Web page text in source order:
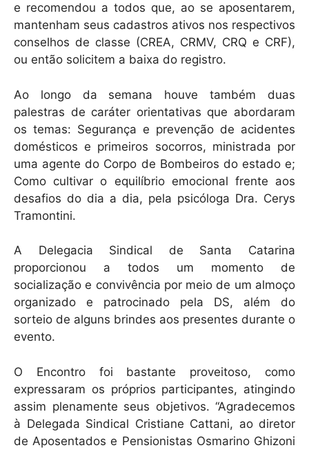
e recomendou a todos que, ao se aposentarem,
mantenham seus cadastros ativos nos respectivos
conselhos de classe (CREA, CRMV, CRQ e CRF),
ou então solicitem a baixa do registro.
Ao longo da semana houve também duas
palestras de caráter orientativas que abordaram
os temas: Segurança e prevenção de acidentes
domésticos e primeiros socorros, ministrada por
uma agente do Corpo de Bombeiros do estado e;
Como cultivar o equilíbrio emocional frente aos
desafios do dia a dia, pela psicóloga Dra. Cerys
Tramontini.
A Delegacia Sindical de Santa Catarina
proporcionou a todos um momento de
socialização e convivência por meio de um almoço
organizado e patrocinado pela DS, além do
sorteio de alguns brindes aos presentes durante o
evento.
O Encontro foi bastante proveitoso, como
expressaram os próprios participantes, atingindo
assim plenamente seus objetivos. “Agradecemos
à Delegada Sindical Cristiane Cattani, ao diretor
de Aposentados e Pensionistas Osmarino Ghizoni